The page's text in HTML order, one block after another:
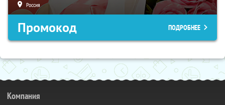
Россия
Промокод ПОДРОБНЕЕ
Компания